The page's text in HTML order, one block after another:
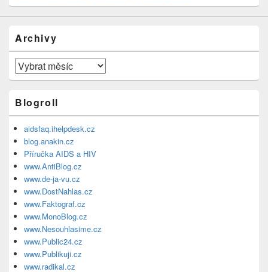
Archivy
Archivy
Blogroll
aidsfaq.ihelpdesk.cz
blog.anakin.cz
Příručka AIDS a HIV
www.AntiBlog.cz
www.de-ja-vu.cz
www.DostNahlas.cz
www.Faktograf.cz
www.MonoBlog.cz
www.Nesouhlasime.cz
www.Public24.cz
www.Publikuji.cz
www.radikal.cz